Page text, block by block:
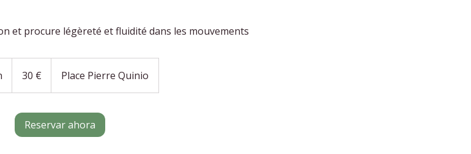
et procure légèreté et fluidité dans les mouvements
5
30 € Place Pierre Quinio
Reservar ahora